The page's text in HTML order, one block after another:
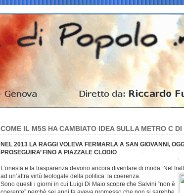
COME IL M5S HA CAMBIATO IDEA SULLA METRO C DI
NEL 2013 LA RAGGI VOLEVA FERMARLA A SAN GIOVANNI,
PROSEGUIRA’ FINO A PIAZZALE CLODIO
L’onesta e la trasparenza devono ancora diventare di moda. Nel
ad un’altra virtù teologale della politica: la coerenza.
Sono questi i giorni in cui Luigi Di Maio scopre che Salvini “non è